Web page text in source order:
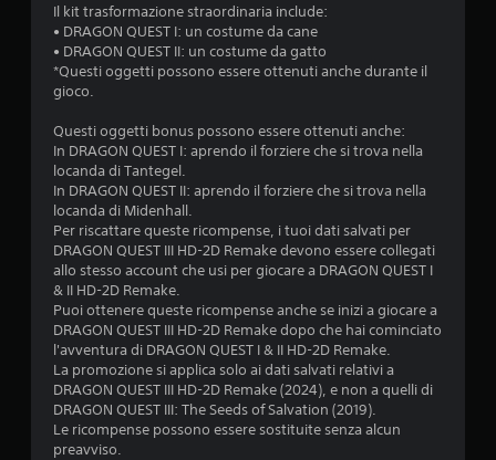
q
d
1
9
Il kit trasformazione straordinaria include:
• DRAGON QUEST I: un costume da cane
• DRAGON QUEST II: un costume da gatto
*Questi oggetti possono essere ottenuti anche durante il
gioco.
Questi oggetti bonus possono essere ottenuti anche:
In DRAGON QUEST I: aprendo il forziere che si trova nella
locanda di Tantegel.
In DRAGON QUEST II: aprendo il forziere che si trova nella
locanda di Midenhall.
Per riscattare queste ricompense, i tuoi dati salvati per
DRAGON QUEST III HD-2D Remake devono essere collegati
allo stesso account che usi per giocare a DRAGON QUEST I
& II HD-2D Remake.
Puoi ottenere queste ricompense anche se inizi a giocare a
DRAGON QUEST III HD-2D Remake dopo che hai cominciato
l'avventura di DRAGON QUEST I & II HD-2D Remake.
La promozione si applica solo ai dati salvati relativi a
DRAGON QUEST III HD-2D Remake (2024), e non a quelli di
DRAGON QUEST III: The Seeds of Salvation (2019).
Le ricompense possono essere sostituite senza alcun
preavviso.